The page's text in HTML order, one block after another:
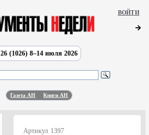
26 (1026) 8–14 июля 2026
ВОЙТИ
Газета АН Книги АН
Артикул 1397